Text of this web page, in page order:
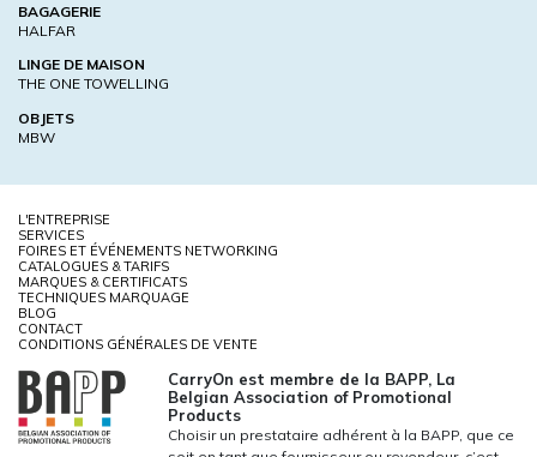
BAGAGERIE
HALFAR
LINGE DE MAISON
THE ONE TOWELLING
OBJETS
MBW
L'ENTREPRISE
SERVICES
FOIRES ET ÉVÉNEMENTS NETWORKING
CATALOGUES & TARIFS
MARQUES & CERTIFICATS
TECHNIQUES MARQUAGE
BLOG
CONTACT
CONDITIONS GÉNÉRALES DE VENTE
CarryOn est membre de la BAPP, La
Belgian Association of Promotional
Products
Choisir un prestataire adhérent à la BAPP, que ce